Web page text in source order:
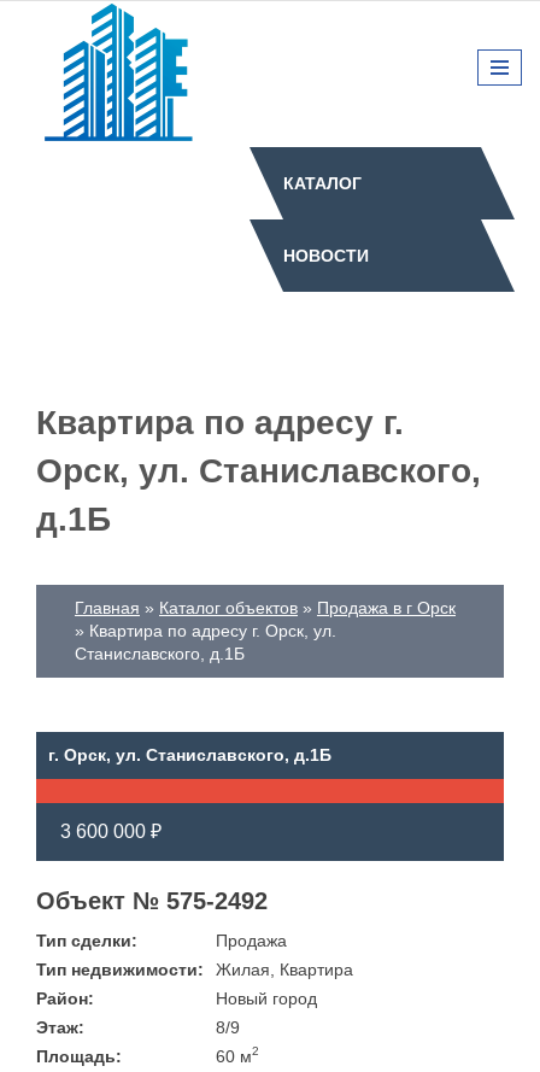
КАТАЛОГ
НОВОСТИ
Квартира по адресу г.
Орск, ул. Станиславского,
д.1Б
Главная Каталог объектов
Продажа в г Орск
Квартира по адресу г. Орск, ул.
Станиславского, д.1Б
г. Орск, ул. Станиславского, д.1Б
3 600 000 ₽
Объект № 575-2492
Тип сделки:
Продажа
Тип недвижимости:
Жилая, Квартира
Район:
Новый город
Этаж:
8/9
Площадь:
60 м2